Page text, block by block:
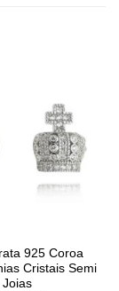
925 Coroa
Cristais Semi
Joias